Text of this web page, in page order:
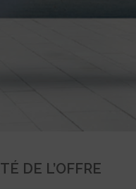
DE L’OFFRE